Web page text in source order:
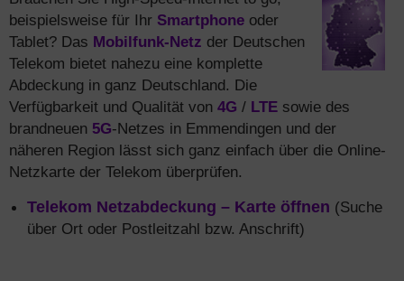
beispielsweise für Ihr Smartphone oder
Tablet? Das Mobilfunk-Netz der Deutschen
Telekom bietet nahezu eine komplette
Abdeckung in ganz Deutschland. Die
Verfügbarkeit und Qualität von 4G / LTE sowie des
brandneuen 5G-Netzes in Emmendingen und der
näheren Region lässt sich ganz einfach über die Online-
Netzkarte der Telekom überprüfen.
Telekom Netzabdeckung – Karte öffnen (Suche
über Ort oder Postleitzahl bzw. Anschrift)